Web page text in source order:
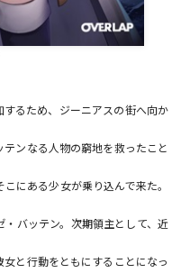
ルド
エ
フェ
るため、ジーニアスの街へ向か
ンなる人物の窮地を救ったこと
にある少女が乗り込んで来た。
バッテン。次期領主として、近
と行動をともにすることになっ